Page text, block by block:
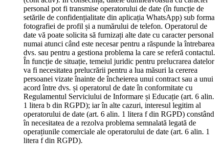
personal pot fi transmise operatorului de date (în funcție de
setările de confidențialitate din aplicația WhatsApp) sub forma
fotografiei de profil și a numărului de telefon. Operatorul de
date vă poate solicita să furnizați alte date cu caracter personal
numai atunci când este necesar pentru a răspunde la întrebarea
dvs. sau pentru a gestiona problema la care se referă contactul.
În funcție de situație, temeiul juridic pentru prelucrarea datelor
va fi necesitatea prelucrării pentru a lua măsuri la cererea
persoanei vizate înainte de încheierea unui contract sau a unui
acord între dvs. și operatorul de date în conformitate cu
Regulamentul Serviciului de Informare și Educație (art. 6 alin.
1 litera b din RGPD); iar în alte cazuri, interesul legitim al
operatorului de date (art. 6 alin. 1 litera f din RGPD) constând
în necesitatea de a rezolva problema semnalată legată de
operațiunile comerciale ale operatorului de date (art. 6 alin. 1
litera f din RGPD).